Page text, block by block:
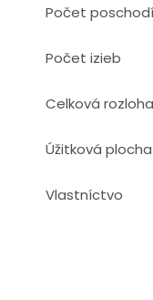
Počet poschodí
Počet izieb
Celková rozloha
Úžitková plocha
Vlastníctvo